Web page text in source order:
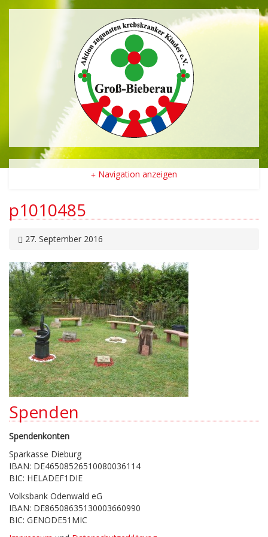
Navigation anzeigen
p1010485
27. September 2016
Spenden
Spendenkonten
Sparkasse Dieburg
IBAN: DE46508526510080036114
BIC: HELADEF1DIE
Volksbank Odenwald eG
IBAN: DE86508635130003660990
BIC: GENODE51MIC